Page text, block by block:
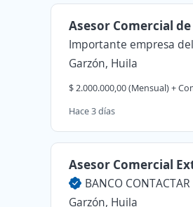
Asesor Comercial
Importante empresa
Garzón, Huila
$ 2.000.000,00 (Mensual) +
Hace 3 días
Asesor Comercial
BANCO CONTACTAR
Garzón, Huila